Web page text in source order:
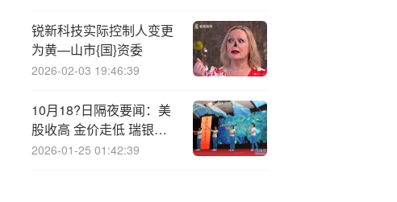
锐新科技实际控制人变更
为黄—山市{国}资委
2026-02-03 19:46:39
10月18?日隔夜要闻：美
股收高 金价走低 瑞银上
调全球股票评级 泽连斯基
2026-01-25 01:42:39